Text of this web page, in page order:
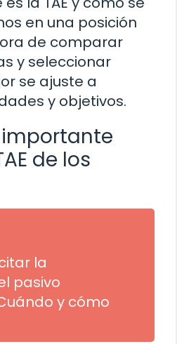
en una posición
de comparar
y seleccionar
se ajuste a
y objetivos.
importante
de los
la
pasivo
y cómo